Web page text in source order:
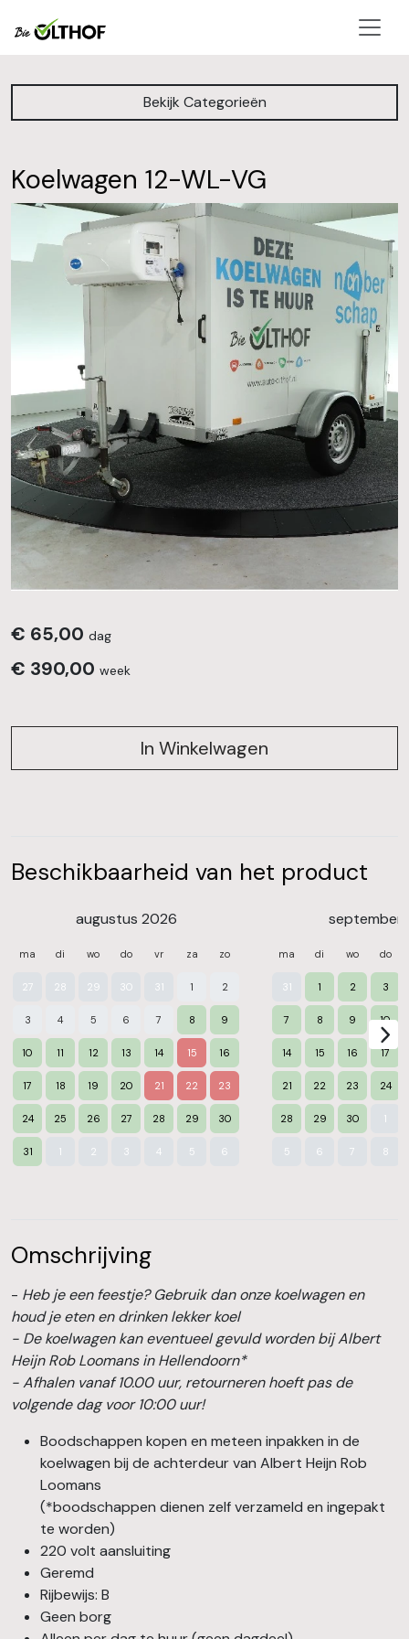
Bekijk Categorieën
Koelwagen 12-WL-VG
€ 65,00 dag
€ 390,00 week
In Winkelwagen
Omschrijving
- Heb je een feestje? Gebruik dan onze koelwagen en
houd je eten en drinken lekker koel
- De koelwagen kan eventueel gevuld worden bij Albert
Heijn Rob Loomans in Hellendoorn*
- Afhalen vanaf 10.00 uur, retourneren hoeft pas de
volgende dag voor 10:00 uur!
Boodschappen kopen en meteen inpakken in de
koelwagen bij de achterdeur van Albert Heijn Rob
Loomans
(*boodschappen dienen zelf verzameld en ingepakt
te worden)
220 volt aansluiting
Geremd
Rijbewijs: B
Geen borg
Beschikbaarheid van het product
augustus 2026
ma di wo do vr za zo
27 28 29 30 31 1 2
3 4 5 6 7 8 9
10 11 12 13 14 15 16
17 18 19 20 21 22 23
24 25 26 27 28 29 30
31 1 2 3 4 5 6
september
ma di wo do
31 1 2 3
7 8 9 10
14 15 16 17
21 22 23 24
28 29 30 1
5 6 7 8